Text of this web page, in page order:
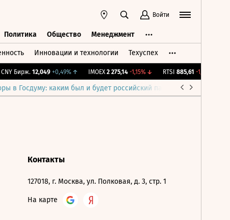
Войти
Политика Общество Менеджмент
Инновации и технологии Техуспех
CNY Бирж. 12,049 +0,49%↑ IMOEX 2 275,14 -1,15%↓ RTSI 885,61 -1,15%
в Госдуму: каким был и будет российский парламент
Контакты
127018, г. Москва, ул. Полковая, д. 3, стр. 1
На карте